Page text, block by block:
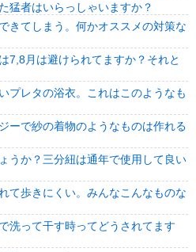
猛者はいらっしゃいますか？
きてしまう。何かオススメの対策な
7,8月は避けられてますか？それと
プレタの浴衣。これはこのようなも
ーで紗の着物のようなものは作れる
うか？三分紐は通年で使用して良い
て歩きにくい。みんなこんなものな
洗って干す時ってどうされてます